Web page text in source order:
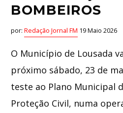
BOMBEIROS
por:Redação Jornal FM 19 Maio 2026
O Município de Lousada
próximo sábado, 23 de
teste ao Plano Municipal
Proteção Civil, numa